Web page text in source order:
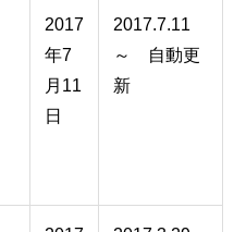
2017
年7
月11
日
2017.7.11
～ 自動更
新